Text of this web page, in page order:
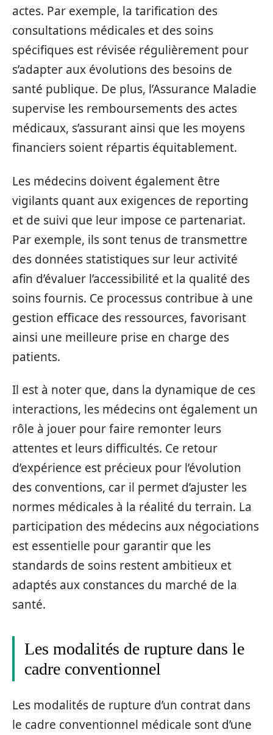
actes. Par exemple, la tarification des
consultations médicales et des soins
spécifiques est révisée régulièrement pour
s’adapter aux évolutions des besoins de
santé publique. De plus, l’Assurance Maladie
supervise les remboursements des actes
médicaux, s’assurant ainsi que les moyens
financiers soient répartis équitablement.
Les médecins doivent également être
vigilants quant aux exigences de reporting
et de suivi que leur impose ce partenariat.
Par exemple, ils sont tenus de transmettre
des données statistiques sur leur activité
afin d’évaluer l’accessibilité et la qualité des
soins fournis. Ce processus contribue à une
gestion efficace des ressources, favorisant
ainsi une meilleure prise en charge des
patients.
Il est à noter que, dans la dynamique de ces
interactions, les médecins ont également un
rôle à jouer pour faire remonter leurs
attentes et leurs difficultés. Ce retour
d’expérience est précieux pour l’évolution
des conventions, car il permet d’ajuster les
normes médicales à la réalité du terrain. La
participation des médecins aux négociations
est essentielle pour garantir que les
standards de soins restent ambitieux et
adaptés aux constances du marché de la
santé.
Les modalités de rupture dans le
cadre conventionnel
Les modalités de rupture d’un contrat dans
le cadre conventionnel médicale sont d’une